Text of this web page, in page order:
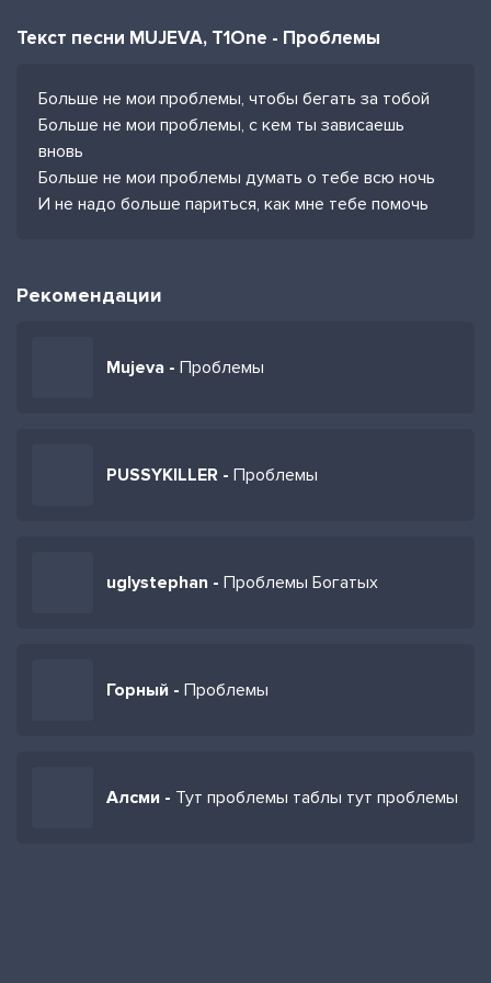
Текст песни MUJEVA, T1One - Проблемы
Больше не мои проблемы, чтобы бегать за тобой
Больше не мои проблемы, с кем ты зависаешь
вновь
Больше не мои проблемы думать о тебе всю ночь
И не надо больше париться, как мне тебе помочь
Рекомендации
Mujeva - Проблемы
PUSSYKILLER - Проблемы
uglystephan - Проблемы Богатых
Горный - Проблемы
Алсми - Тут проблемы таблы тут проблемы